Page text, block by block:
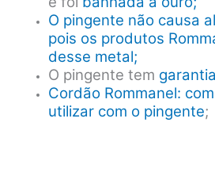
O pingente não causa
pois os produtos
desse metal;
O pingente tem
Cordão Rommanel:
utilizar com o pingente;